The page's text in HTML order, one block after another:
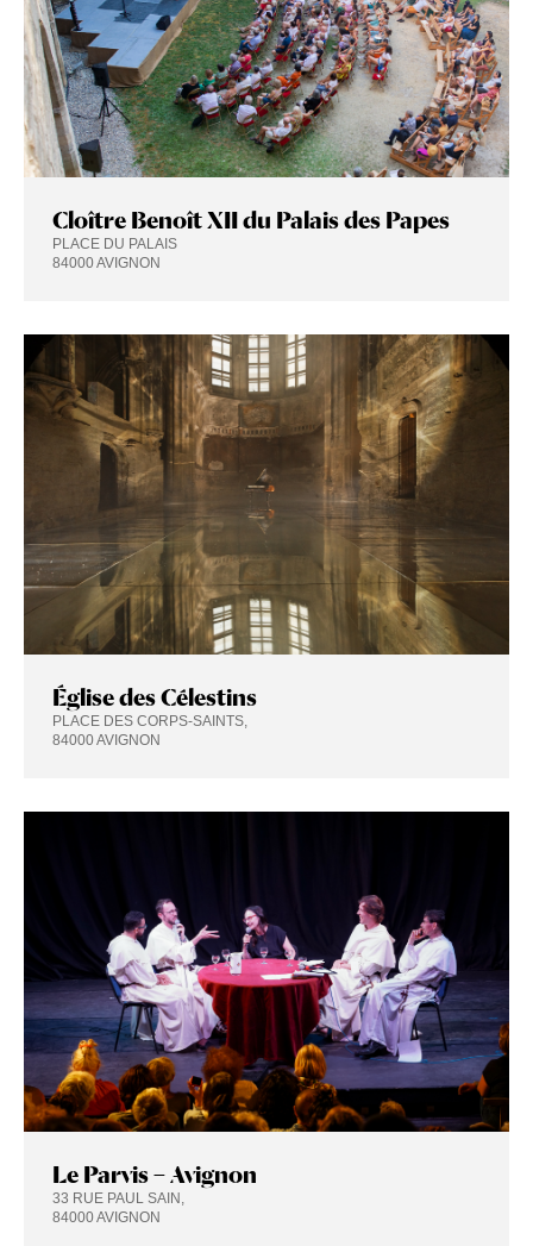
Cloître Benoît XII du Palais des Papes
PLACE DU PALAIS
84000 AVIGNON
Église des Célestins
PLACE DES CORPS-SAINTS,
84000 AVIGNON
Le Parvis – Avignon
33 RUE PAUL SAIN,
84000 AVIGNON